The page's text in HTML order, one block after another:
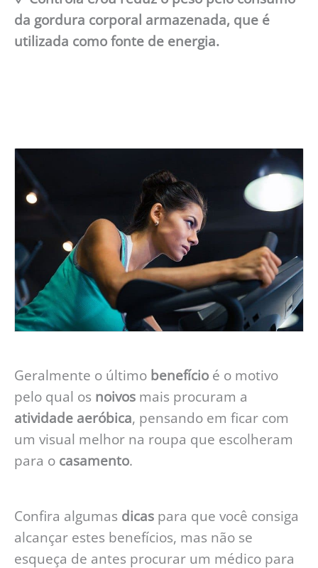
da gordura corporal armazenada, que é
utilizada como fonte de energia.
Geralmente o último benefício é o motivo
pelo qual os noivos mais procuram a
atividade aeróbica, pensando em ficar com
um visual melhor na roupa que escolheram
para o casamento.
Confira algumas dicas para que você consiga
alcançar estes benefícios, mas não se
esqueça de antes procurar um médico para